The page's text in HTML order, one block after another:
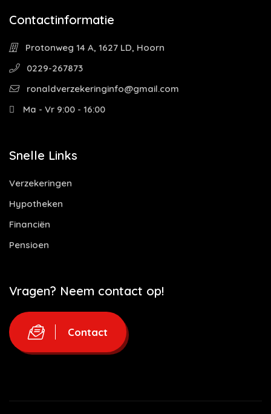
Contactinformatie
Protonweg 14 A, 1627 LD, Hoorn
0229-267873
ronaldverzekeringinfo@gmail.com
Ma - Vr 9:00 - 16:00
Snelle Links
Verzekeringen
Hypotheken
Financiën
Pensioen
Vragen? Neem contact op!
Contact